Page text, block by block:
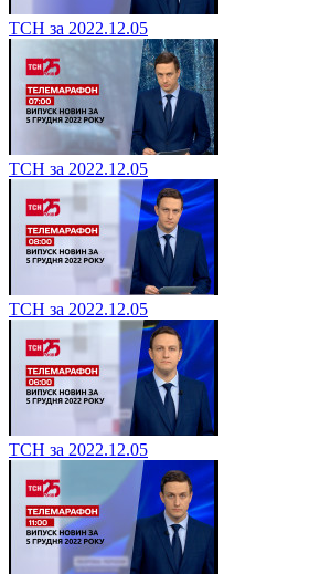
ТСН за 2022.12.05
ТСН за 2022.12.05
ТСН за 2022.12.05
ТСН за 2022.12.05